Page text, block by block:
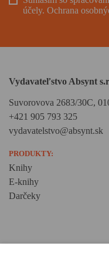
účely. Ochrana
Vydavateľstvo Absynt
Suvorovova 2683/30C,
+421 905 793 325
vydavatelstvo@absynt.sk
PRODUKTY:
Knihy
E-knihy
Darčeky